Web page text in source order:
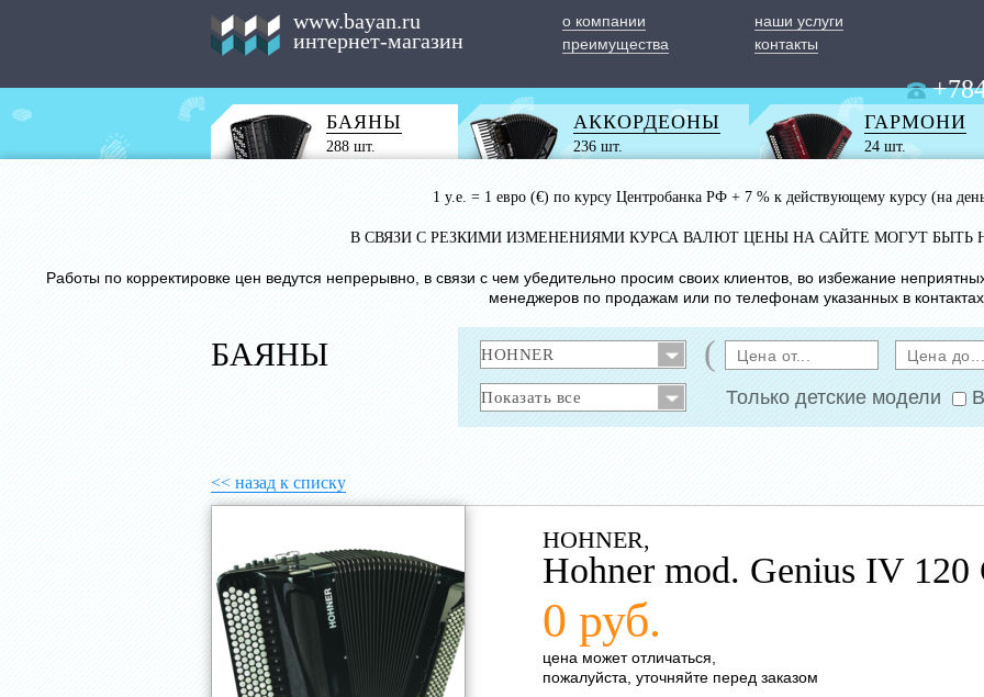
www.bayan.ru
интернет-магазин
о компании
наши услуги
преимущества
контакты
БАЯНЫ
288 шт.
АККОРДЕОНЫ
236 шт.
ГАРМОНИ
24 шт.
1 у.е. = 1 евро (€) по курсу Центробанка РФ + 7 % к действующему курсу (на
В СВЯЗИ С РЕЗКИМИ ИЗМЕНЕНИЯМИ КУРСА ВАЛЮТ ЦЕНЫ НА САЙТЕ МОГУТ БЫТЬ
Работы по корректировке цен ведутся непрерывно, в связи с чем убедительно просим своих клиентов, во избежание
менеджеров по продажам или по телефонам указанных в
БАЯНЫ (
Только детские модели
<< назад к списку
HOHNER,
Hohner mod. Genius IV
0 руб.
цена может отличаться,
пожалуйста, уточняйте перед заказом